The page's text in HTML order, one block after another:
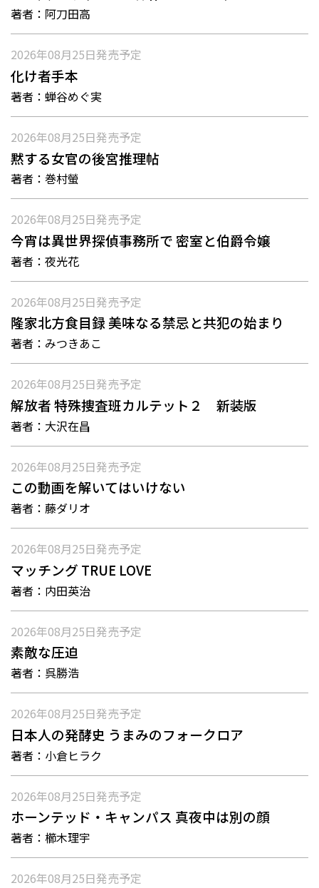
著者： 阿刀田高
2026年08月25日発売予定
化け者手本
著者： 蝉谷めぐ実
2026年08月25日発売予定
黙する女官の後宮推理帖
著者： 巻村螢
2026年08月25日発売予定
今宵は異世界探偵事務所で 密室と伯爵令嬢
著者： 夜光花
2026年08月25日発売予定
隆家北方食目録 美味なる禁忌と共犯の始まり
著者： みつきあこ
2026年08月25日発売予定
解放者 特殊捜査班カルテット２ 新装版
著者： 大沢在昌
2026年08月25日発売予定
この動画を解いてはいけない
著者： 藤ダリオ
2026年08月25日発売予定
マッチング TRUE LOVE
著者： 内田英治
2026年08月25日発売予定
素敵な圧迫
著者： 呉勝浩
2026年08月25日発売予定
日本人の発酵史 うまみのフォークロア
著者： 小倉ヒラク
2026年08月25日発売予定
ホーンテッド・キャンパス 真夜中は別の顔
著者： 櫛木理宇
2026年08月25日発売予定